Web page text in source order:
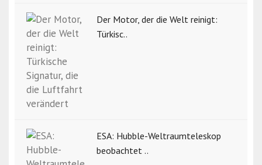
Der Motor, der die Welt reinigt:
Türkisc..
ESA: Hubble-Weltraumteleskop
beobachtet ..